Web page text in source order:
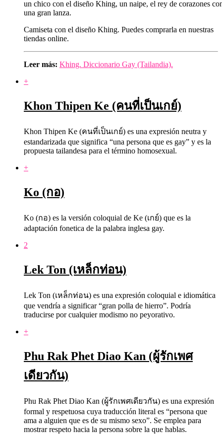
Camiseta con el diseño Khing. Puedes comprarla en nuestras
tiendas online.
Leer más: Khing. Diccionario Gay (Tailandia).
+
Khon Thipen Ke (คนที่เป็นเกย์)
Khon Thipen Ke (คนที่เป็นเกย์) es una expresión neutra y
estandarizada que significa “una persona que es gay” y es la
propuesta tailandesa para el término homosexual.
+
Ko (กอ)
Ko (กอ) es la versión coloquial de Ke (เกย์) que es la
adaptación fonetica de la palabra inglesa gay.
2
Lek Ton (เหล็กท่อน)
Lek Ton (เหล็กท่อน) es una expresión coloquial e idiomática
que vendría a significar “gran polla de hierro”. Podría
traducirse por cualquier modismo no peyorativo.
+
Phu Rak Phet Diao Kan (ผู้รักเพศ
เดียวกัน)
Phu Rak Phet Diao Kan (ผู้รักเพศเดียวกัน) es una expresión
formal y respetuosa cuya traducción literal es “persona que
ama a alguien que es de su mismo sexo”. Se emplea para
mostrar respeto hacia la persona sobre la que hablas.